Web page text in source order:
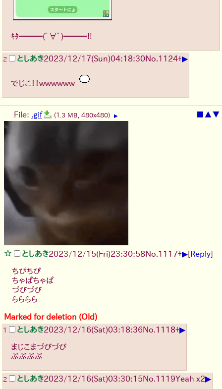
ｷﾀ━━━(ﾟ∀ﾟ)━━━!!
2 としあき2023/12/17(Sun)04:18:30No.1124+▶
でじこ！！wwwwww
▲▼
File: .gif (1.3 MB, 480x480) ▶
としあき2023/12/15(Fri)23:30:58No.1117+▶[Reply]
ちぴちぴ
ちゃぱちゃぱ
づびづび
らららら
Marked for deletion (Old)
1 としあき2023/12/16(Sat)03:18:36No.1118+▶
まじこまづびづび
ぶぶぶぶ
2 としあき2023/12/16(Sat)03:30:15No.1119Yeah x2▶